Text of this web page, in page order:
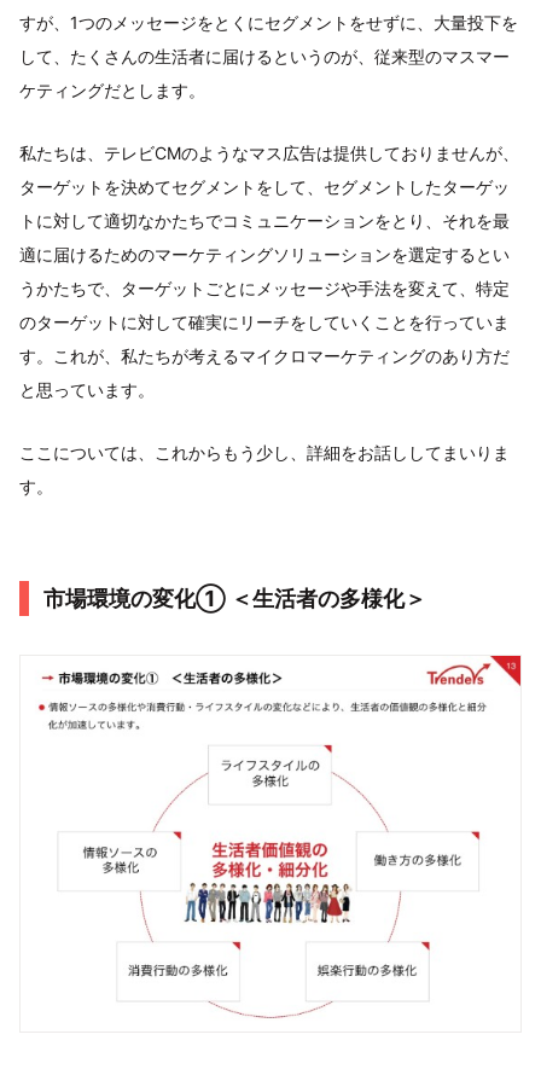
すが、1つのメッセージをとくにセグメントをせずに、大量投下を
して、たくさんの生活者に届けるというのが、従来型のマスマー
ケティングだとします。
私たちは、テレビCMのようなマス広告は提供しておりませんが、
ターゲットを決めてセグメントをして、セグメントしたターゲッ
トに対して適切なかたちでコミュニケーションをとり、それを最
適に届けるためのマーケティングソリューションを選定するとい
うかたちで、ターゲットごとにメッセージや手法を変えて、特定
のターゲットに対して確実にリーチをしていくことを行っていま
す。これが、私たちが考えるマイクロマーケティングのあり方だ
と思っています。
ここについては、これからもう少し、詳細をお話ししてまいりま
す。
市場環境の変化① ＜生活者の多様化＞